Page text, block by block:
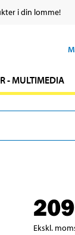
i din lomme!
- MULTIMEDIA
209
Ekskl.